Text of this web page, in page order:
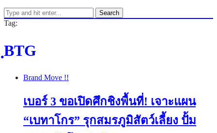
Search
Tag:
ฺBTG
Brand Move !!
เบอร์ 3 ขอเปิดศึกชิงพื้นที่! เจาะแผน
“เบทาโกร” รุกสมรภูมิสัตว์เลี้ยง ปั้ม